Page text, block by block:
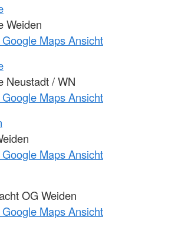
Weiden
Maps Ansicht
Neustadt / WN
Maps Ansicht
Maps Ansicht
OG Weiden
Maps Ansicht